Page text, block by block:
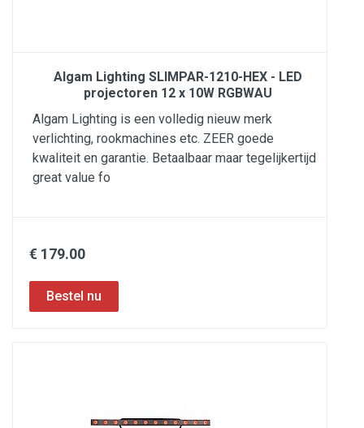
Algam Lighting SLIMPAR-1210-HEX - LED
projectoren 12 x 10W RGBWAU
Algam Lighting is een volledig nieuw merk
verlichting, rookmachines etc. ZEER goede
kwaliteit en garantie. Betaalbaar maar tegelijkertijd
great value fo
€ 179.00